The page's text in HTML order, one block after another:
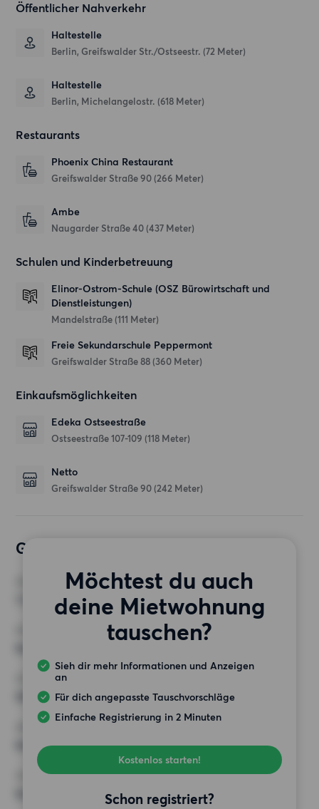
Öffentlicher Nahverkehr
Haltestelle
Berlin, Greifswalder Str./Ostseestr. (72 Meter)
Haltestelle
Berlin, Michelangelostr. (618 Meter)
Restaurants
Phoenix China Restaurant
Greifswalder Straße 90 (266 Meter)
Ambe
Naugarder Straße 40 (437 Meter)
Schulen und Kinderbetreuung
Elinor-Ostrom-Schule (OSZ Bürowirtschaft und
Dienstleistungen)
Mandelstraße (111 Meter)
Freie Sekundarschule Peppermont
Greifswalder Straße 88 (360 Meter)
Einkaufsmöglichkeiten
Edeka Ostseestraße
Ostseestraße 107-109 (118 Meter)
Netto
Greifswalder Straße 90 (242 Meter)
Gewünschte Wohnung
Möchtest du auch
deine Mietwohnung
tauschen?
Sieh dir mehr Informationen und Anzeigen
an
Für dich angepasste Tauschvorschläge
Einfache Registrierung in 2 Minuten
Kostenlos starten!
Schon registriert?
1 Zimmer
MINDESTANZAHL AN QUADRATMETERN
HÖCHSTMIETE (KALTMIETE)
500 EUR
Keine besonderen Anforderungen
SONSTIGE PRÄFERENZEN
Keine bestimmten Präferenzen